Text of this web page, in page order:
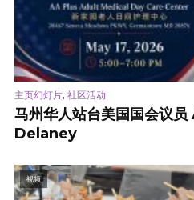
主页幻灯片, 社区活动
马州华人站台美国国会议
Delaney
视频